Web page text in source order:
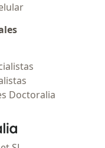
Doctoralia
- Página de inicio